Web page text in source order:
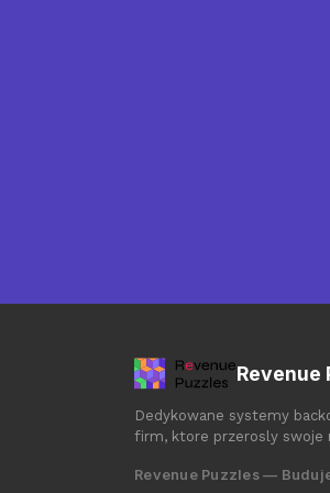
Revenue
Dedykowane systemy
firm, ktore przerosly swoje
Revenue Puzzles —